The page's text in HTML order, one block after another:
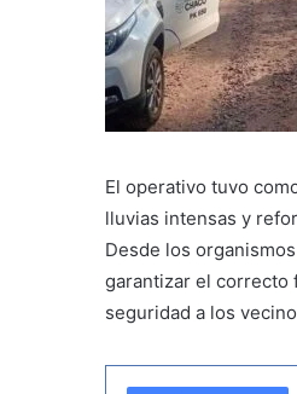
El operativo tuvo
lluvias intensas y
Desde los
garantizar el correcto
seguridad a los